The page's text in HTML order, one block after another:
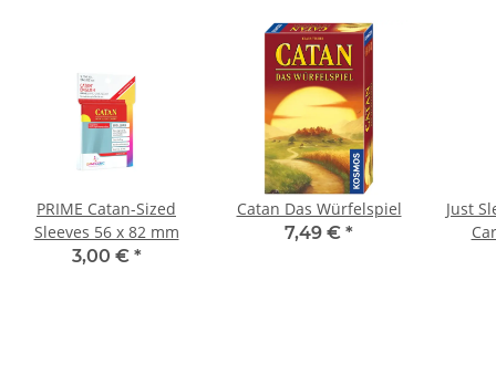
PRIME Catan-Sized
Sleeves 56 x 82 mm
3,00 € *
Catan Das Würfelspiel
7,49 € *
Just